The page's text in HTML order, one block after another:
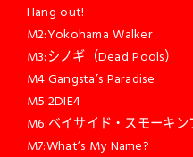
Hang out!
M2:Yokohama Walker
M3:シノギ（Dead Pools）
M4:Gangsta’s Paradise
M5:2DIE4
M6:ベイサイド・スモーキン
M7:What’s My Name?